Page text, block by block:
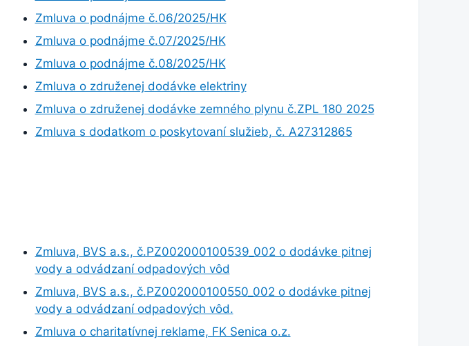
Zmluva o podnájme č.06/2025/HK
Zmluva o podnájme č.07/2025/HK
Zmluva o podnájme č.08/2025/HK
Zmluva o združenej dodávke elektriny
Zmluva o združenej dodávke zemného plynu č.ZPL 180 2025
Zmluva s dodatkom o poskytovaní služieb, č. A27312865
Zmluva, BVS a.s., č.PZ002000100539_002 o dodávke pitnej
vody a odvádzaní odpadových vôd
Zmluva, BVS a.s., č.PZ002000100550_002 o dodávke pitnej
vody a odvádzaní odpadových vôd.
Zmluva o charitatívnej reklame, FK Senica o.z.